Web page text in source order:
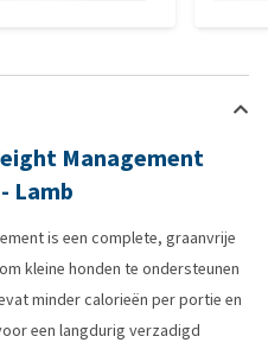
Management
Lamb
is een complete, graanvrije
kleine honden te ondersteunen
minder calorieën per portie en
een langdurig verzadigd